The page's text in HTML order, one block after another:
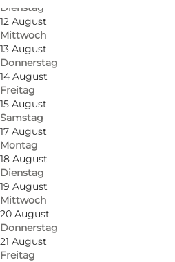
Dienstag
12 August
Mittwoch
13 August
Donnerstag
14 August
Freitag
15 August
Samstag
17 August
Montag
18 August
Dienstag
19 August
Mittwoch
20 August
Donnerstag
21 August
Freitag
Østergade 30